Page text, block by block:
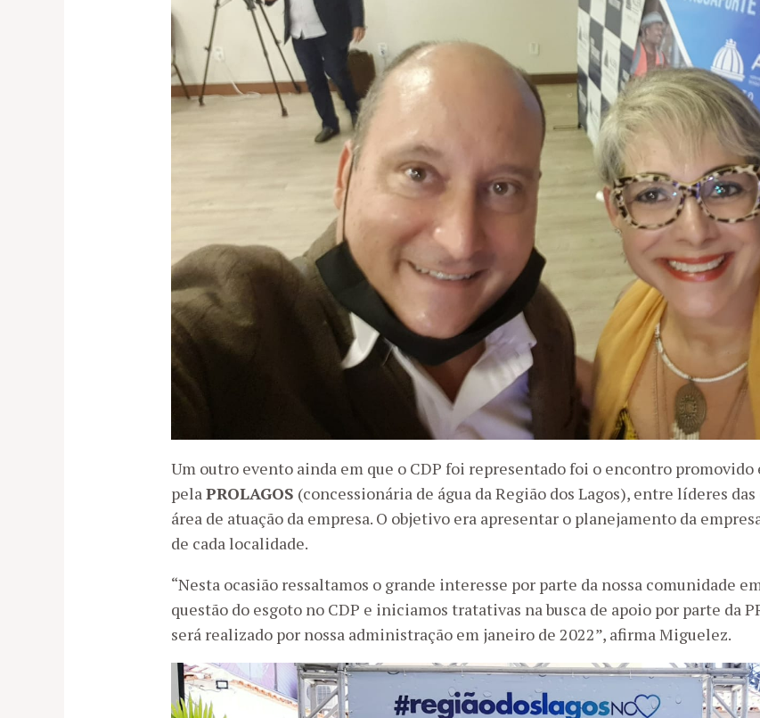
Um outro evento ainda em que o CDP foi representado foi o encontro promovido
pelaPROLAGOS (concessionária de água da Região dos Lagos), entre líderes
área de atuação da empresa. O objetivo era apresentar o planejamento da
de cada localidade.
“Nesta ocasião ressaltamos o grande interesse por parte da nossa comunidade
questão do esgoto no CDP e iniciamos tratativas na busca de apoio por parte da
será realizado por nossa administração em janeiro de 2022”, afirma Miguelez.